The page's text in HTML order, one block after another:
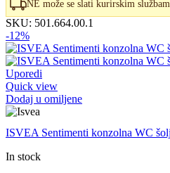
NE može se slati kurirskim
SKU: 501.664.00.1
-12%
Uporedi
Quick view
Dodaj u omiljene
ISVEA Sentimenti konzolna WC
In stock